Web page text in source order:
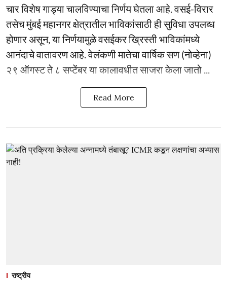
चार विशेष गाड्या चालविण्याचा निर्णय घेतला आहे. वसई-विरार
तसेच मुंबई महानगर क्षेत्रातील भाविकांसाठी ही सुविधा उपलब्ध
होणार असून, या निर्णयामुळे वसईकर ख्रिस्ती भाविकांमध्ये
आनंदाचे वातावरण आहे. वेलंकणी मातेचा वार्षिक सण (नोव्हेना)
२९ ऑगस्ट ते ८ सप्टेंबर या कालावधीत साजरा केला जातो ...
Read More
राष्ट्रीय